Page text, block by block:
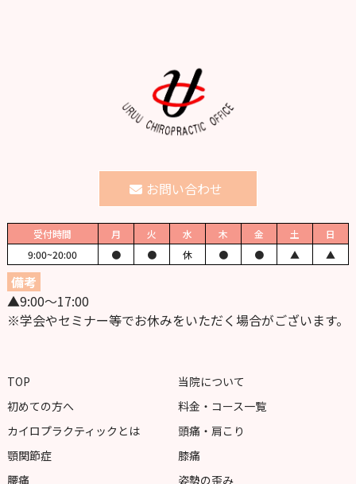
お問い合わせ
受付時間 月 火 水 木 金 土
日
9:00~20:00 ● ● 休 ● ● ▲ ▲
備考
▲9:00〜17:00
※学会やセミナー等でお休みをいただく場合がございます。
TOP
当院について
初めての方へ
料金・コース一覧
カイロプラクティックとは
頭痛・肩こり
顎関節症
膝痛
腰痛
姿勢の歪み